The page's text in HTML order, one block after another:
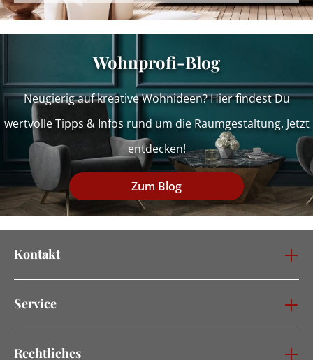
Wohnprofi-Blog
Neugierig auf kreative Wohnideen? Hier findest Du
wertvolle Tipps & Infos rund um die Raumgestaltung. Jetzt
entdecken!
Zum Blog
Kontakt
Service
Rechtliches